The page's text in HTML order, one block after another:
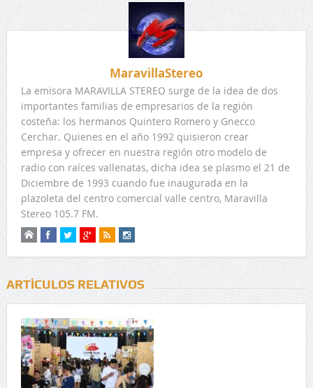
MaravillaStereo
La emisora MARAVILLA STEREO surge de la idea de dos
importantes familias de empresarios de la región
costeña: los hermanos Quintero Romero y Gnecco
Cerchar. Quienes en el año 1992 quisieron crear
empresa y ofrecer en nuestra región otro modelo de
radio con raíces vallenatas, dicha idea se plasmo el 21 de
Diciembre de 1993 cuando fue inaugurada en la
plazoleta del centro comercial valle centro, Maravilla
Stereo 105.7 FM.
ARTÍCULOS RELATIVOS